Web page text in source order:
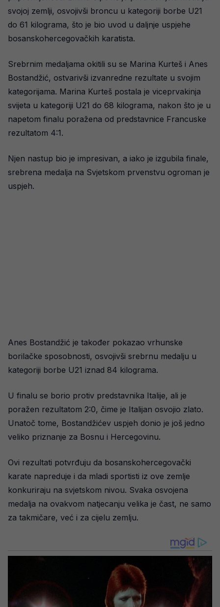
svojoj zemlji, osvojivši broncu u kategoriji borbe U21
do 61 kilograma, što je bio uvod u daljnje uspjehe
bosanskohercegovačkih karatista.
Srebrnim medaljama okitili su se Marina Kurteš i Anes
Bostandžić, ostvarivši izvanredne rezultate u svojim
kategorijama. Marina Kurteš postala je viceprvakinja
svijeta u kategoriji U21 do 68 kilograma, nakon što je u
napetom finalu poražena od predstavnice Francuske
rezultatom 4:1.
Njen nastup bio je impresivan, a iako je izgubila finale,
srebrena medalja na Svjetskom prvenstvu ogroman je
uspjeh.
Anes Bostandžić je također pokazao vrhunske
borilačke sposobnosti, osvojivši srebrnu medalju u
kategoriji borbe U21 iznad 84 kilograma.
U finalu se borio protiv predstavnika Italije, ali je
poražen rezultatom 2:0, čime je Italijan osvojio zlato.
Unatoč tome, Bostandžićev uspjeh donio je još jedno
veliko priznanje za Bosnu i Hercegovinu.
Ovi rezultati potvrđuju da bosanskohercegovački
karate napreduje i da mladi sportisti iz ove zemlje
konkuriraju na svjetskom nivou. Svaka osvojena
medalja na ovakvom natjecanju velika je čast, ne samo
za takmičare, već i za cijelu zemlju.